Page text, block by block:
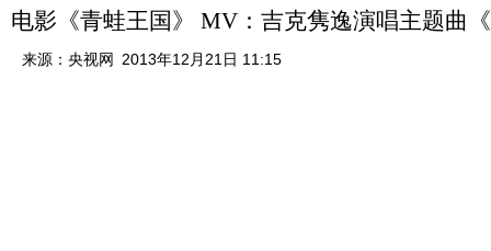
电影《青蛙王国》 MV：吉克隽逸演唱主题曲
来源： 央视网 2013年12月21日 11:15